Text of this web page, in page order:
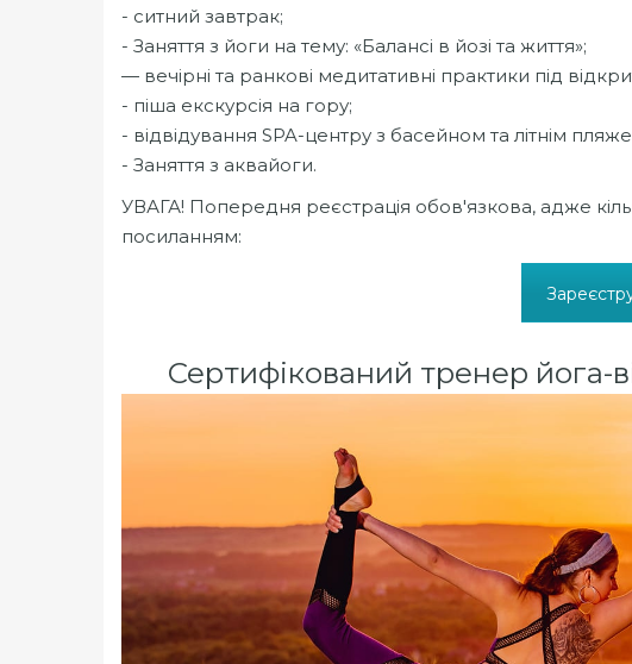
- ситний завтрак;
- Заняття з йоги на тему: «Балансі в йозі та життя»;
— вечірні та ранкові медитативні практики під
- піша екскурсія на гору;
- відвідування SPA-центру з басейном та літнім
- Заняття з аквайоги.
УВАГА! Попередня реєстрація обов'язкова, адже
посиланням:
Сертифікований тренер йога-